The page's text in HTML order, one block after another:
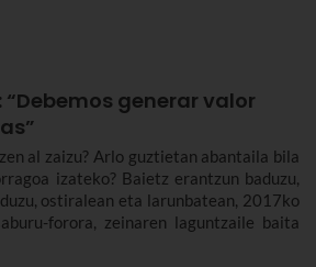
“Debemos generar valor
al zaizu? Arlo guztietan abantaila bila
izateko? Baietz erantzun baduzu,
ostiralean eta larunbatean, 2017ko
forora, zeinaren laguntzaile baita